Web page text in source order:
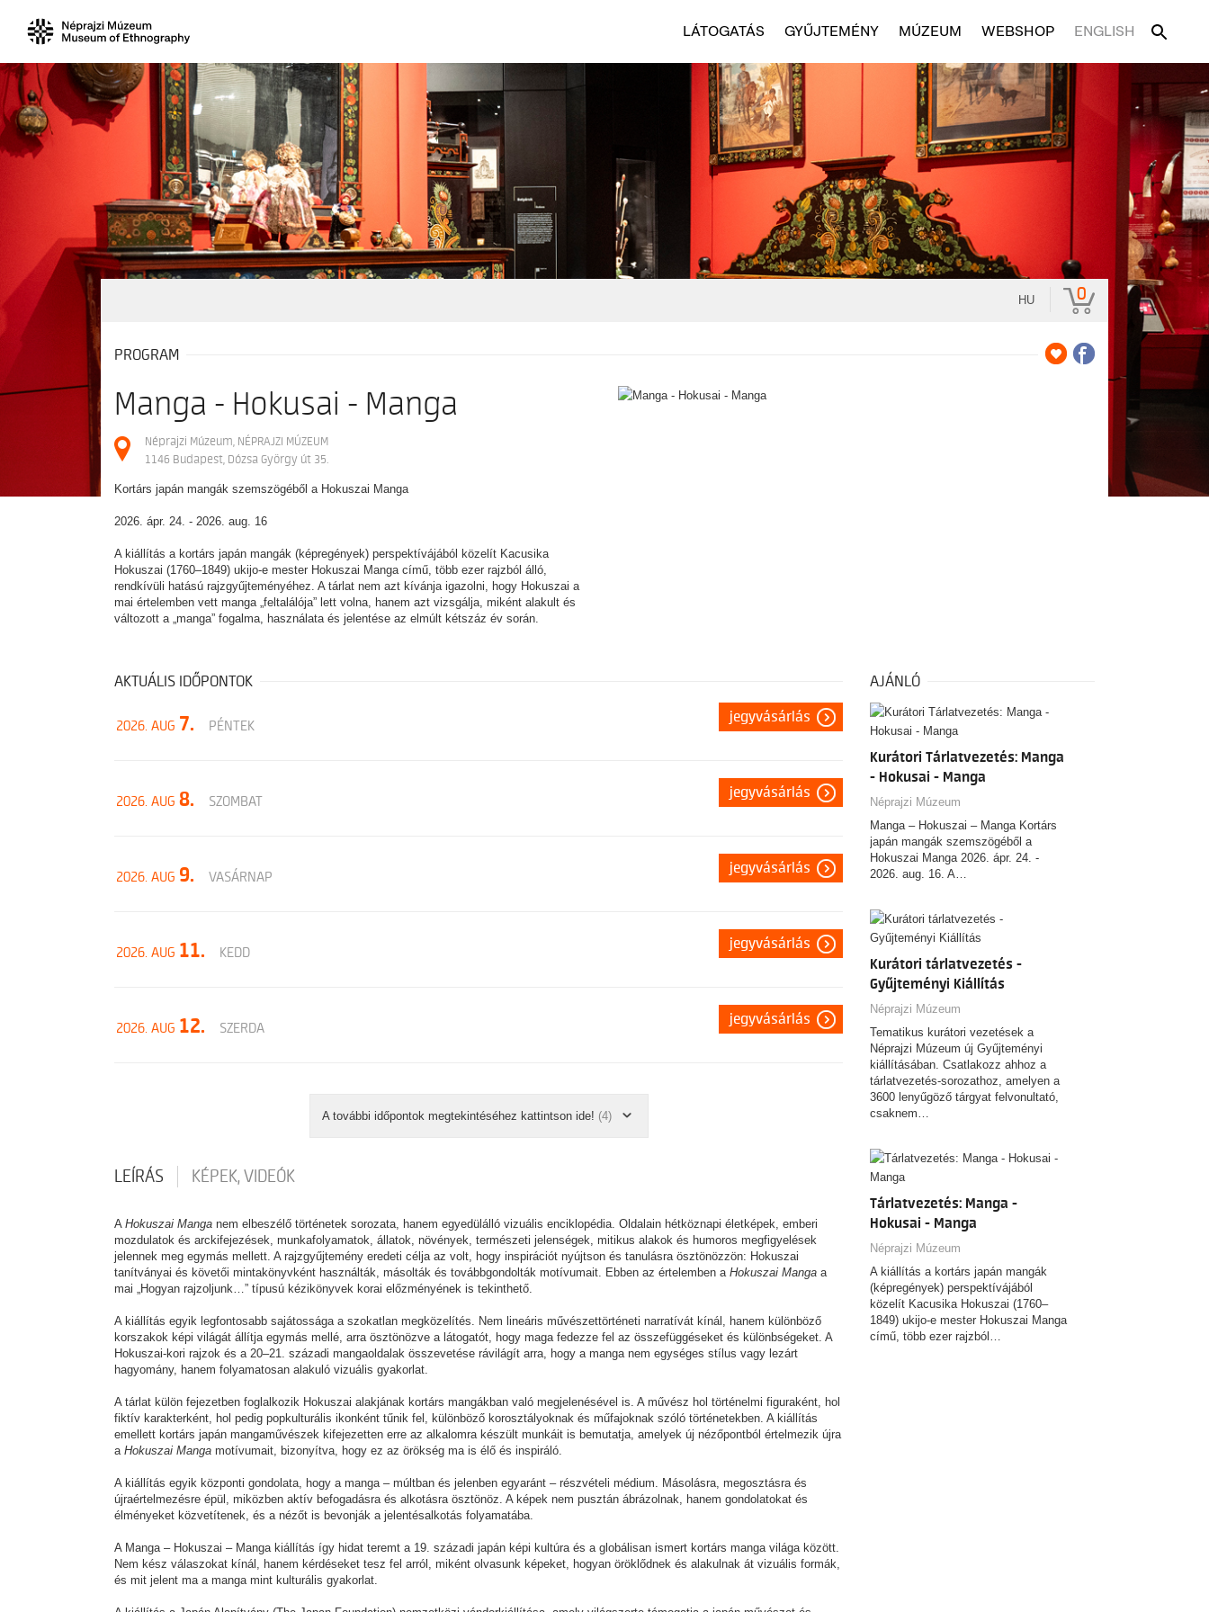
LÁTOGATÁS GYŰJTEMÉNY MÚZEUM WEBSHOP ENGLISH
HU 0
PROGRAM
Manga - Hokusai - Manga
Néprajzi Múzeum, NÉPRAJZI MÚZEUM
1146 Budapest, Dózsa György út 35.
Kortárs japán mangák szemszögéből a Hokuszai Manga
2026. ápr. 24. - 2026. aug. 16
A kiállítás a kortárs japán mangák (képregények) perspektívájából közelít Kacusika
Hokuszai (1760–1849) ukijo-e mester Hokuszai Manga című, több ezer rajzból álló,
rendkívüli hatású rajzgyűjteményéhez. A tárlat nem azt kívánja igazolni, hogy Hokuszai a
mai értelemben vett manga „feltalálója” lett volna, hanem azt vizsgálja, miként alakult és
változott a „manga” fogalma, használata és jelentése az elmúlt kétszáz év során.
AKTUÁLIS IDŐPONTOK
2026. AUG 7. PÉNTEK
jegyvásárlás
2026. AUG 8. SZOMBAT
jegyvásárlás
2026. AUG 9. VASÁRNAP
jegyvásárlás
2026. AUG 11. KEDD
jegyvásárlás
2026. AUG 12. SZERDA
jegyvásárlás
A további időpontok megtekintéséhez kattintson ide! (4)
LEÍRÁS KÉPEK, VIDEÓK
A Hokuszai Manga nem elbeszélő történetek sorozata, hanem egyedülálló vizuális enciklopédia. Oldalain hétköznapi életképek, emberi
mozdulatok és arckifejezések, munkafolyamatok, állatok, növények, természeti jelenségek, mitikus alakok és humoros megfigyelések
jelennek meg egymás mellett. A rajzgyűjtemény eredeti célja az volt, hogy inspirációt nyújtson és tanulásra ösztönözzön: Hokuszai
tanítványai és követői mintakönyvként használták, másolták és továbbgondolták motívumait. Ebben az értelemben a Hokuszai Manga a
mai „Hogyan rajzoljunk…” típusú kézikönyvek korai előzményének is tekinthető.
A kiállítás egyik legfontosabb sajátossága a szokatlan megközelítés. Nem lineáris művészettörténeti narratívát kínál, hanem különböző
korszakok képi világát állítja egymás mellé, arra ösztönözve a látogatót, hogy maga fedezze fel az összefüggéseket és különbségeket. A
Hokuszai-kori rajzok és a 20–21. századi mangaoldalak összevetése rávilágít arra, hogy a manga nem egységes stílus vagy lezárt
hagyomány, hanem folyamatosan alakuló vizuális gyakorlat.
A tárlat külön fejezetben foglalkozik Hokuszai alakjának kortárs mangákban való megjelenésével is. A művész hol történelmi figuraként, hol
fiktív karakterként, hol pedig popkulturális ikonként tűnik fel, különböző korosztályoknak és műfajoknak szóló történetekben. A kiállítás
emellett kortárs japán mangaművészek kifejezetten erre az alkalomra készült munkáit is bemutatja, amelyek új nézőpontból értelmezik újra
a Hokuszai Manga motívumait, bizonyítva, hogy ez az örökség ma is élő és inspiráló.
A kiállítás egyik központi gondolata, hogy a manga – múltban és jelenben egyaránt – részvételi médium. Másolásra, megosztásra és
újraértelmezésre épül, miközben aktív befogadásra és alkotásra ösztönöz. A képek nem pusztán ábrázolnak, hanem gondolatokat és
élményeket közvetítenek, és a nézőt is bevonják a jelentésalkotás folyamatába.
A Manga – Hokuszai – Manga kiállítás így hidat teremt a 19. századi japán képi kultúra és a globálisan ismert kortárs manga világa között.
Nem kész válaszokat kínál, hanem kérdéseket tesz fel arról, miként olvasunk képeket, hogyan öröklődnek és alakulnak át vizuális formák,
és mit jelent ma a manga mint kulturális gyakorlat.
AJÁNLÓ
Kurátori Tárlatvezetés: Manga
- Hokusai - Manga
Néprajzi Múzeum
Manga – Hokuszai – Manga Kortárs
japán mangák szemszögéből a
Hokuszai Manga 2026. ápr. 24. -
2026. aug. 16. A…
Kurátori tárlatvezetés -
Gyűjteményi Kiállítás
Néprajzi Múzeum
Tematikus kurátori vezetések a
Néprajzi Múzeum új Gyűjteményi
kiállításában. Csatlakozz ahhoz a
tárlatvezetés-sorozathoz, amelyen a
3600 lenyűgöző tárgyat felvonultató,
csaknem…
Tárlatvezetés: Manga -
Hokusai - Manga
Néprajzi Múzeum
A kiállítás a kortárs japán mangák
(képregények) perspektívájából
közelít Kacusika Hokuszai (1760–
1849) ukijo-e mester Hokuszai Manga
című, több ezer rajzból…